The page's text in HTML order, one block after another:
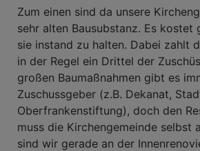
Zum einen sind da unsere
sehr alten Bausubstanz. Es kostet
sie instand zu halten. Dabei zahlt
in der Regel ein Drittel der
großen Baumaßnahmen gibt es
Zuschussgeber (z.B. Dekanat,
Oberfrankenstiftung), doch den
muss die Kirchengemeinde selbst
sind wir gerade an der